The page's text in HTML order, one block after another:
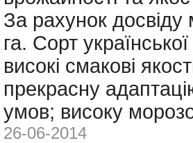
За рахунок
га. Сорт
високі смакові
прекрасну
умов; високу
26-06-2014